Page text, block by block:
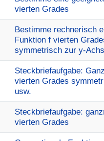
vierten Grades
Bestimme rechnerisch
Funktion f vierten
symmetrisch zur y-
Steckbriefaufgabe:
vierten Grades
usw.
Steckbriefaufgabe:
vierten Grades